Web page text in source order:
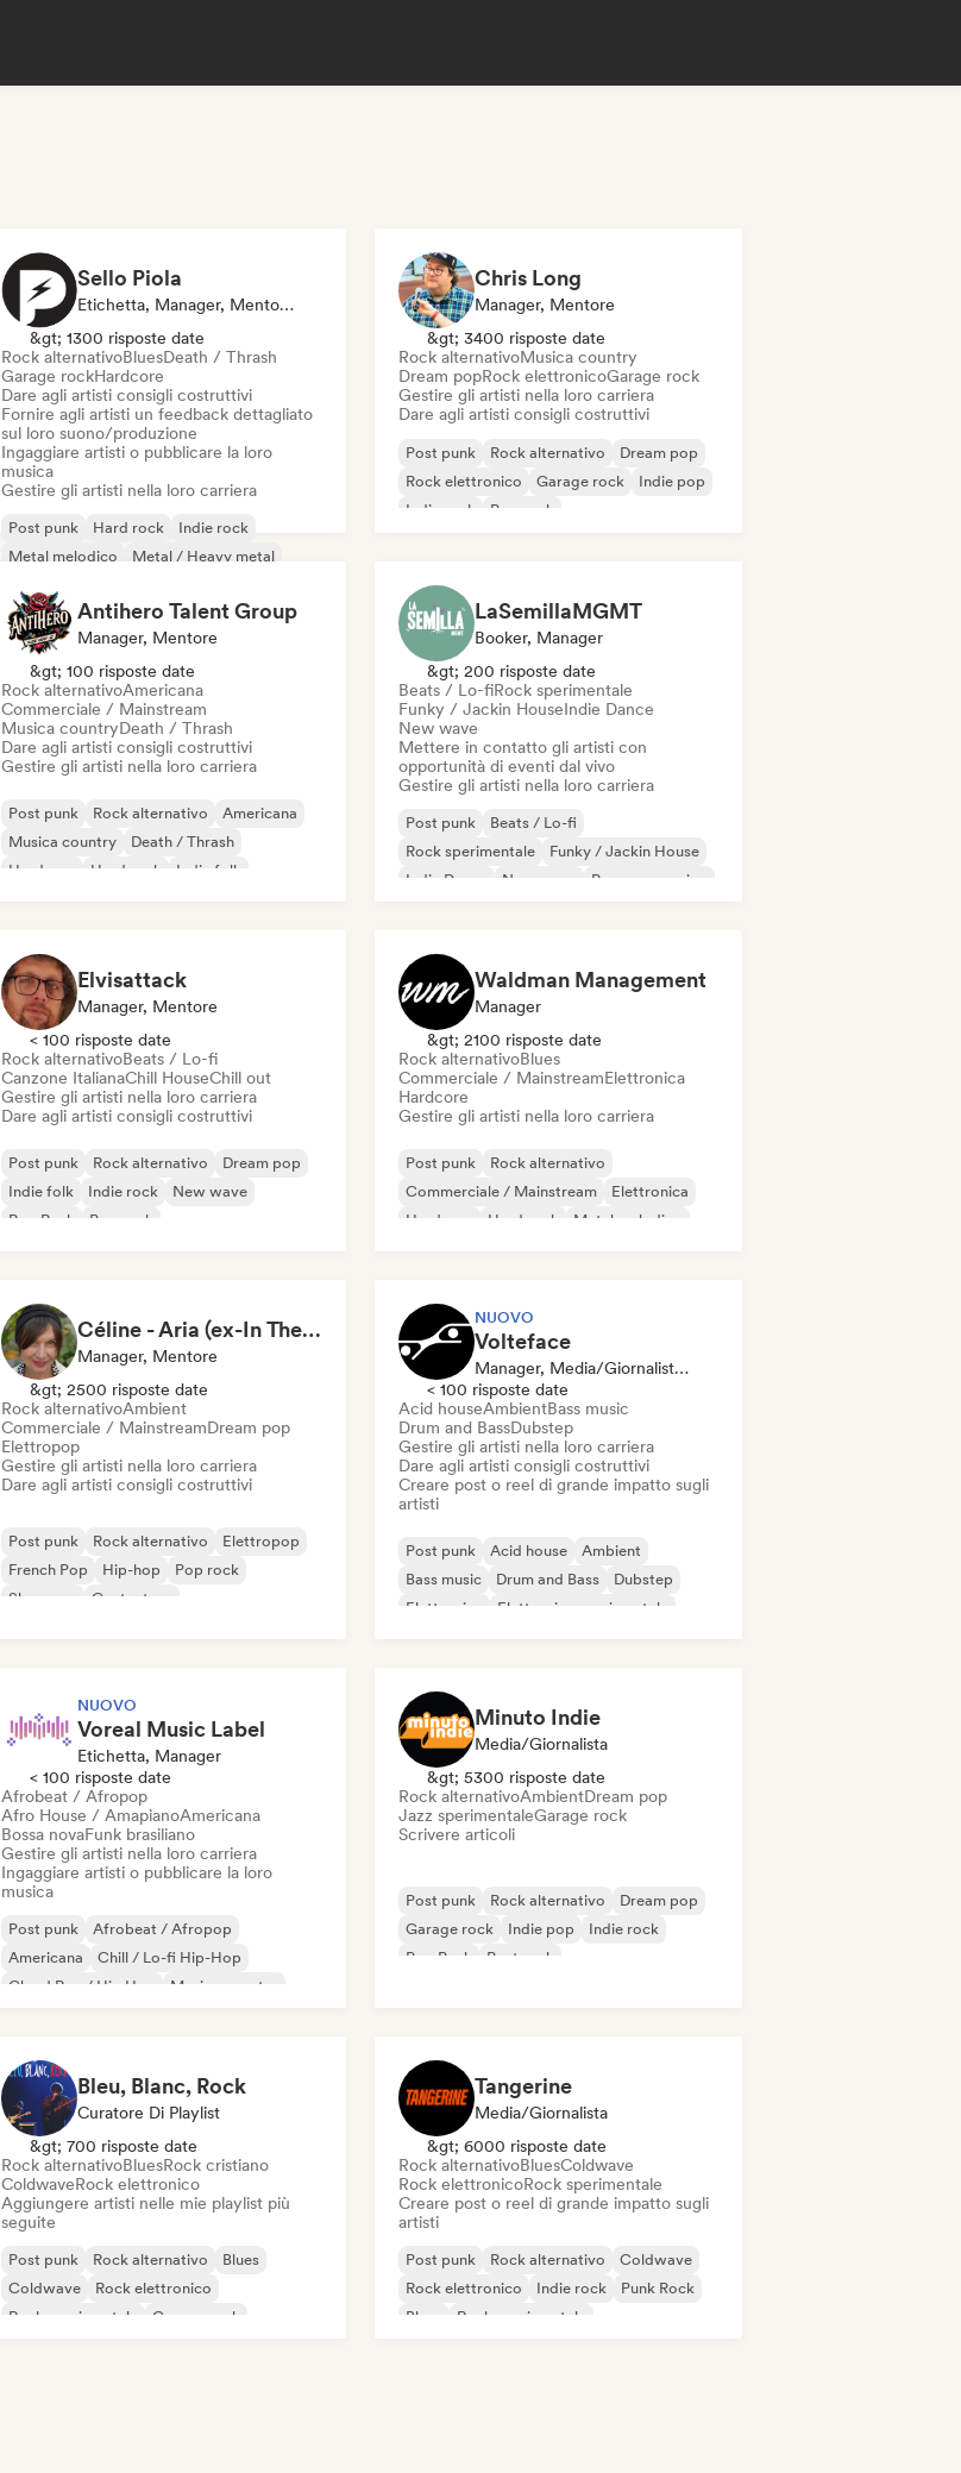
Sello Piola
Etichetta, Manager, Mentore, Esperto Del Suono
&gt; 1300 risposte date
Rock alternativoBluesDeath / Thrash
Garage rockHardcore
Dare agli artisti consigli costruttivi
Fornire agli artisti un feedback dettagliato
sul loro suono/produzione
Ingaggiare artisti o pubblicare la loro
musica
Gestire gli artisti nella loro carriera
Post punk Hard rock
Indie rock
Metal melodico
Metal / Heavy metal
Chris Long
Manager, Mentore
&gt; 3400 risposte date
Rock alternativoMusica country
Dream popRock elettronicoGarage rock
Gestire gli artisti nella loro carriera
Dare agli artisti consigli costruttivi
Post punk Rock alternativo
Dream pop
Rock elettronico
Garage rock
Indie pop
Indie rock
Pop rock
Antihero Talent Group
Manager, Mentore
&gt; 100 risposte date
Rock alternativoAmericana
Commerciale / Mainstream
Musica countryDeath / Thrash
Dare agli artisti consigli costruttivi
Gestire gli artisti nella loro carriera
Post punk Rock alternativo
Americana
Musica country
Death / Thrash
Hardcore
Hard rock Indie folk
LaSemillaMGMT
Booker, Manager
&gt; 200 risposte date
Beats / Lo-fiRock sperimentale
Funky / Jackin HouseIndie Dance
New wave
Mettere in contatto gli artisti con
opportunità di eventi dal vivo
Gestire gli artisti nella loro carriera
Post punk
Beats / Lo-fi
Rock sperimentale
Funky / Jackin House
Indie Dance
New wave
Pop progressivo
Elvisattack
Manager, Mentore
< 100 risposte date
Rock alternativoBeats / Lo-fi
Canzone ItalianaChill HouseChill out
Gestire gli artisti nella loro carriera
Dare agli artisti consigli costruttivi
Post punk Rock alternativo
Dream pop
Indie folk
Indie rock
New wave
Pop Punk
Pop rock
Waldman Management
Manager
&gt; 2100 risposte date
Rock alternativoBlues
Commerciale / MainstreamElettronica
Hardcore
Gestire gli artisti nella loro carriera
Post punk
Rock alternativo
Commerciale / Mainstream
Elettronica
Hardcore
Hard rock
Metal melodico
Céline - Aria (ex-In The Sun Prod)
Manager, Mentore
&gt; 2500 risposte date
Rock alternativoAmbient
Commerciale / MainstreamDream pop
Elettropop
Gestire gli artisti nella loro carriera
Dare agli artisti consigli costruttivi
Post punk Rock alternativo
Elettropop
French Pop
Hip-hop
Pop rock
Shoegaze
Cantautore
NUOVO
Volteface
Manager, Media/Giornalista, Mentore
< 100 risposte date
Acid houseAmbientBass music
Drum and BassDubstep
Gestire gli artisti nella loro carriera
Dare agli artisti consigli costruttivi
Creare post o reel di grande impatto sugli
artisti
Post punk Acid house
Ambient
Bass music
Drum and Bass
Dubstep
Elettronica
Elettronica sperimentale
NUOVO
Voreal Music Label
Etichetta, Manager
< 100 risposte date
Afrobeat / Afropop
Afro House / AmapianoAmericana
Bossa novaFunk brasiliano
Gestire gli artisti nella loro carriera
Ingaggiare artisti o pubblicare la loro
musica
Post punk
Afrobeat / Afropop
Americana
Chill / Lo-fi Hip-Hop
Cloud Rap / Hip Hop
Musica country
Minuto Indie
Media/Giornalista
&gt; 5300 risposte date
Rock alternativoAmbientDream pop
Jazz sperimentaleGarage rock
Scrivere articoli
Post punk Rock alternativo
Dream pop
Garage rock
Indie pop
Indie rock
Pop Punk
Post rock
Bleu, Blanc, Rock
Curatore Di Playlist
&gt; 700 risposte date
Rock alternativoBluesRock cristiano
ColdwaveRock elettronico
Aggiungere artisti nelle mie playlist più
seguite
Post punk Rock alternativo
Blues
Coldwave
Rock elettronico
Rock sperimentale
Garage rock
Tangerine
Media/Giornalista
&gt; 6000 risposte date
Rock alternativoBluesColdwave
Rock elettronicoRock sperimentale
Creare post o reel di grande impatto sugli
artisti
Post punk Rock alternativo
Coldwave
Rock elettronico
Indie rock
Punk Rock
Blues
Rock sperimentale